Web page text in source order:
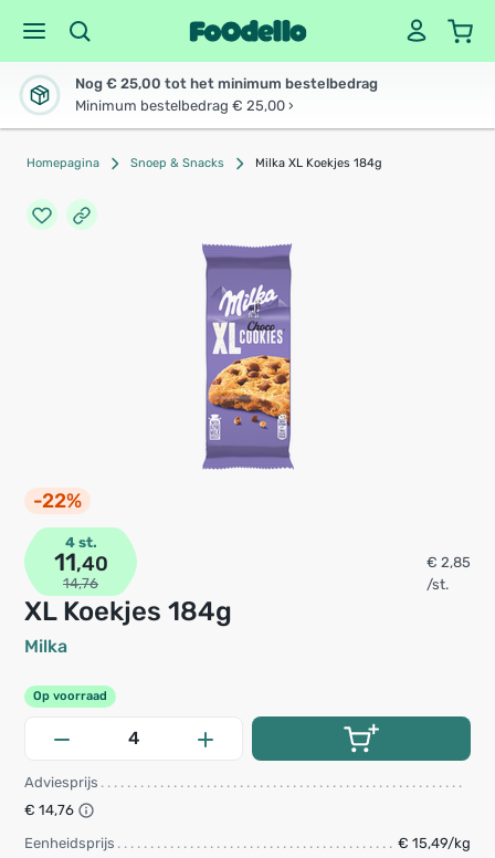
Nog € 25,00 tot het minimum bestelbedrag
Minimum bestelbedrag € 25,00 ›
Homepagina Snoep & Snacks Milka XL Koekjes 184g
-22%
XL Koekjes 184g
Milka
4 st.
11,40
14,76
€ 2,85
/st.
Op voorraad
Adviesprijs
€ 14,76
Eenheidsprijs
€ 15,49/kg